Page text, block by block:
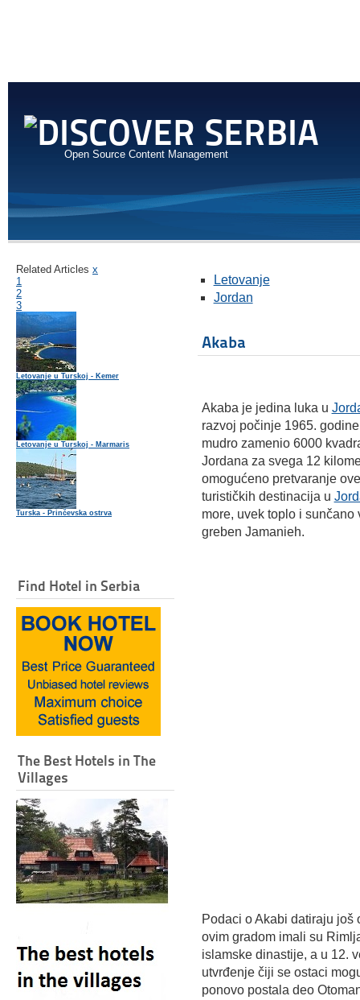
Open Source Content Management
Related Articles x
1
2
3
Letovanje u Turskoj - Kemer
Letovanje u Turskoj - Marmaris
Turska - Prinčevska ostrva
Find Hotel in Serbia
The Best Hotels in The
Villages
Letovanje
Jordan
Akaba
Akaba je jedina luka u
razvoj počinje 1965.
mudro zamenio 6000
Jordana za svega 12
omogućeno pretvaranje
turističkih destinacija u
more, uvek toplo i
greben Jamanieh.
Podaci o Akabi datiraju još
ovim gradom imali su
islamske dinastije, a u 12.
utvrđenje čiji se ostaci
ponovo postala deo